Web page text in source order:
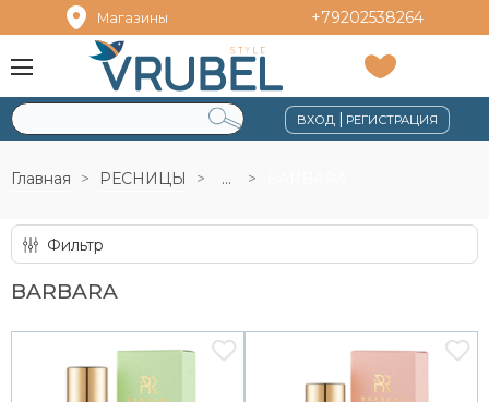
Магазины +79202538264
ВХОД |РЕГИСТРАЦИЯ
Главная РЕСНИЦЫ ...
Фильтр
BARBARA